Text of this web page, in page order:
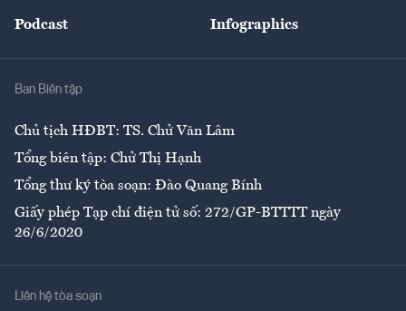
Giải trí
Podcast Infographics
Ban Biên tập
Chủ tịch HĐBT: TS. Chử Văn Lâm
Tổng biên tập: Chử Thị Hạnh
Tổng thư ký tòa soạn: Đào Quang Bính
Giấy phép Tạp chí điện tử số: 272/GP-BTTTT ngày
26/6/2020
Liên hệ tòa soạn